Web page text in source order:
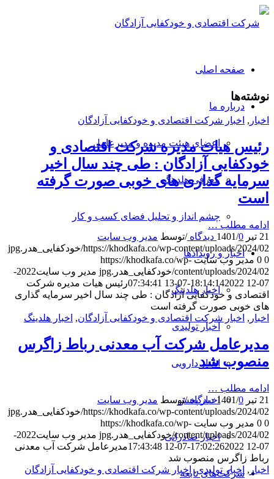
صفحه اصلی
درباره ما
اعضای هیئت مدیره و مدیرعامل
معرفی هلدینگ
چشم انداز و تحلیل فضای کسب و کار
اخبار و رویدادها
اخبار هلدینگ
اخبار تولیدی
اخبار دارویی
اخبار پخش
اخبار صادراتی
شرکت‌های تابعه
نوشته‌ها
اخبار , اخبار شرکت اقتصادی و خودکفایی آزادگان
رئیس هیات مدیره شرکت اقتصادی و
خودکفایی آزادگان : طی چند سال اخیر
سرمایه گذاری های خوبی صورت گرفته
است
ادامه مطلب …
21 تیر 1401
/0 دیدگاه /توسط مدیر وب سایت
https://khodkafa.co/wp-content/uploads/2024/02/خودکفایی_هدر.jpg
0 0 مدیر وب سایت https://khodkafa.co/wp-
content/uploads/2024/02/خودکفایی_هدر.jpg
مدیر وب سایت
2022-
07-12 18:14:14
2022-07-13 07:34:41
رئیس هیات مدیره شرکت
اقتصادی و خودکفایی آزادگان : طی چند سال اخیر سرمایه گذاری
های خوبی صورت گرفته است
اخبار , اخبار شرکت اقتصادی و خودکفایی آزادگان, اخبار هلدینگ
مدیرعامل شرکت آب معدنی رباط زاگرس
منصوب شد
ادامه مطلب …
21 تیر 1401
/0 دیدگاه /توسط مدیر وب سایت
https://khodkafa.co/wp-content/uploads/2024/02/خودکفایی_هدر.jpg
0 0 مدیر وب سایت https://khodkafa.co/wp-
content/uploads/2024/02/خودکفایی_هدر.jpg
مدیر وب سایت
2022-
07-12 17:02:26
2022-07-12 17:43:48
مدیرعامل شرکت آب معدنی
رباط زاگرس منصوب شد
اخبار , اخبار تولیدی, اخبار شرکت اقتصادی و خودکفایی آزادگان